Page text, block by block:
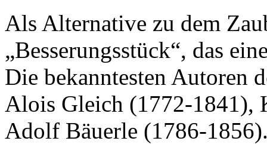
Als Alternative zu dem
„Besserungsstück“, das
Die bekanntesten Autoren
Alois Gleich (1772-1841),
Adolf Bäuerle (1786-